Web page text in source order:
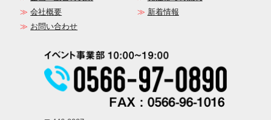
会社概要
新着情報
お問い合わせ